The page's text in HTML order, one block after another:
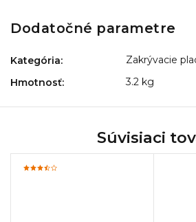
Dodatočné parametre
Kategória:
Zakrývacie
Hmotnosť: 3.2 kg
Súvisiaci